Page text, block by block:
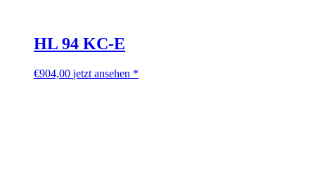
HL 94 KC-E
€904,00 jetzt ansehen *